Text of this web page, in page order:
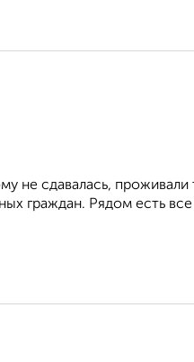
не сдавалась, проживали
граждан. Рядом есть